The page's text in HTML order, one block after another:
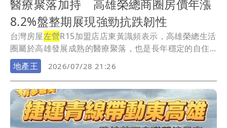
醫療聚落加持 高雄榮總商圈房價年漲
8.2%盤整期展現強勁抗跌韌性
台灣房屋左營R15加盟店店東黃識頻表示，高雄榮總生活
圈屬於高雄發展成熟的醫療聚落，也是長年穩定的自住...
地產王
2026/07/28 21:26